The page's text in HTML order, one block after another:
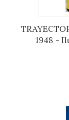
1948 -